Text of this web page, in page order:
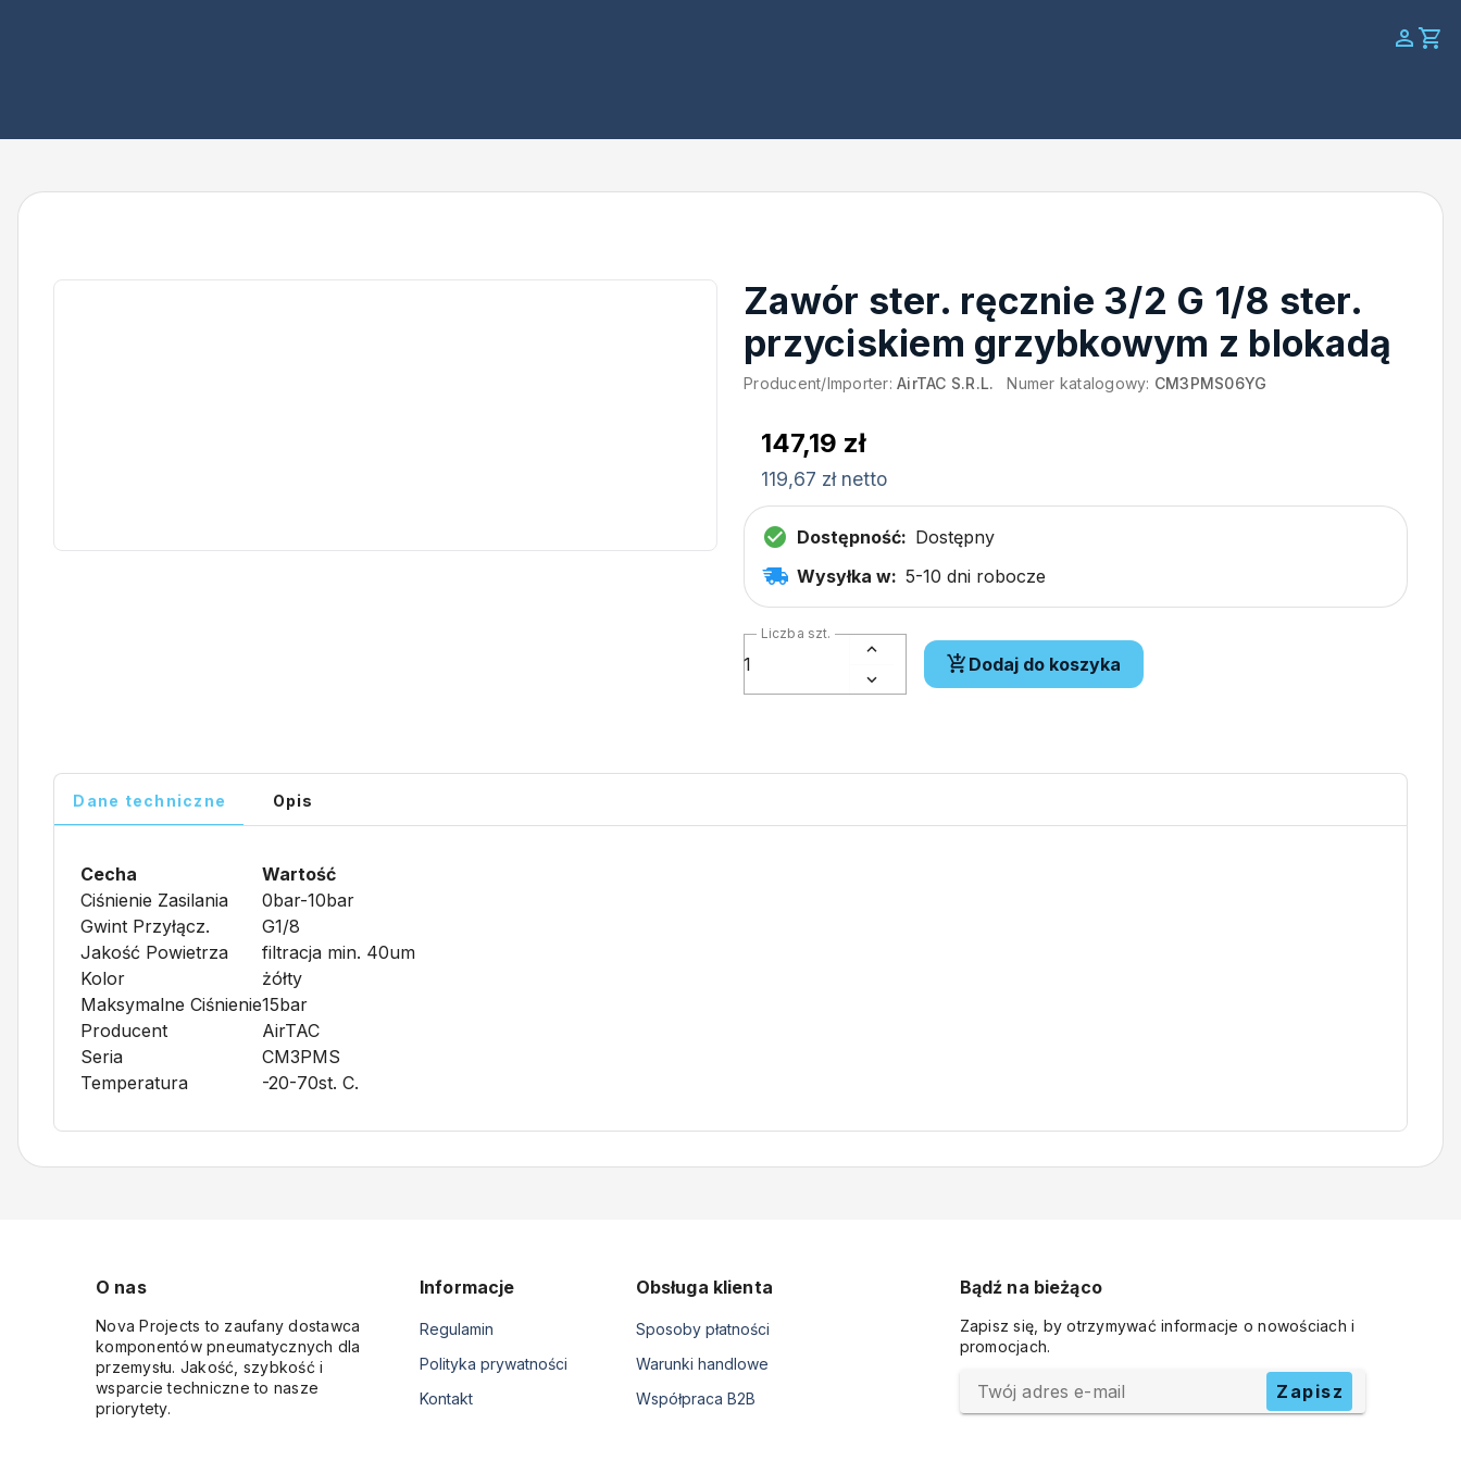
Zawór ster. ręcznie 3/2 G 1/8 ster.
przyciskiem grzybkowym z blokadą
Producent/Importer: AirTAC S.R.L. Numer katalogowy: CM3PMS06YG
147,19 zł
119,67 zł netto
Dostępność: Dostępny
Wysyłka w: 5-10 dni robocze
Liczba szt.
Dodaj do koszyka
Dane techniczne Opis
Cecha
Wartość
Ciśnienie Zasilania
0bar-10bar
Gwint Przyłącz.
G1/8
Jakość Powietrza
filtracja min. 40um
Kolor
żółty
Maksymalne Ciśnienie15bar
Producent
AirTAC
Seria
CM3PMS
Temperatura
-20-70st. C.
O nas
Nova Projects to zaufany dostawca
komponentów pneumatycznych dla
przemysłu. Jakość, szybkość i
wsparcie techniczne to nasze
priorytety.
Informacje
Regulamin
Polityka prywatności
Kontakt
Obsługa klienta
Sposoby płatności
Warunki handlowe
Współpraca B2B
Bądź na bieżąco
Zapisz się, by otrzymywać informacje o nowościach i
promocjach.
Twój adres e-mail Zapisz